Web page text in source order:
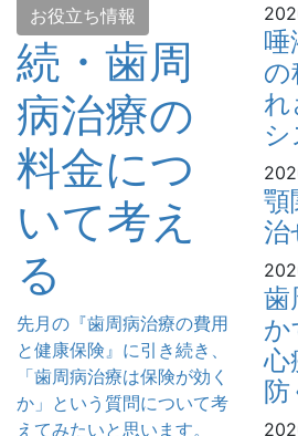
お役立ち情報
続・歯周
病治療の
料金につ
いて考え
る
先月の『歯周病治療の費用
と健康保険』に引き続き、
「歯周病治療は保険が効く
か」という質問について考
えてみたいと思います。
唾
の
れ
シ
顎
治
歯
か
心
防